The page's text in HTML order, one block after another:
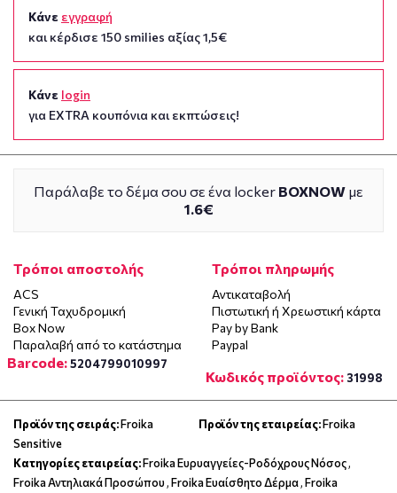
Κάνε εγγραφή
και κέρδισε 150 smilies αξίας 1,5€
Κάνε login
για EXTRA κουπόνια και εκπτώσεις!
Παράλαβε το δέμα σου σε ένα locker BOXNOW με
1.6€
Τρόποι αποστολής
ACS
Γενική Ταχυδρομική
Box Now
Παραλαβή από το κατάστημα
Τρόποι πληρωμής
Αντικαταβολή
Πιστωτική ή Χρεωστική κάρτα
Pay by Bank
Paypal
Barcode:5204799010997
Κωδικός προϊόντος: 31998
Προϊόν της σειράς:Froika
Sensitive
Προϊόν της εταιρείας:Froika
Κατηγορίες εταιρείας:Froika Ευρυαγγείες-Ροδόχρους Νόσος,
Froika Αντηλιακά Προσώπου,Froika Ευαίσθητο Δέρμα,Froika